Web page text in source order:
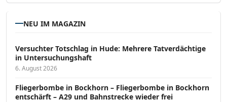
NEU IM MAGAZIN
Versucht­er Totschlag in Hude: Mehrere Tatverdächtige
in Untersuchungshaft
6. August 2026
Fliegerbombe in Bockhorn – Fliegerbombe in Bockhorn
entschärft – A29 und Bahnstrecke wieder frei